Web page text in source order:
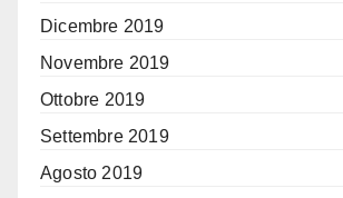
Dicembre 2019
Novembre 2019
Ottobre 2019
Settembre 2019
Agosto 2019